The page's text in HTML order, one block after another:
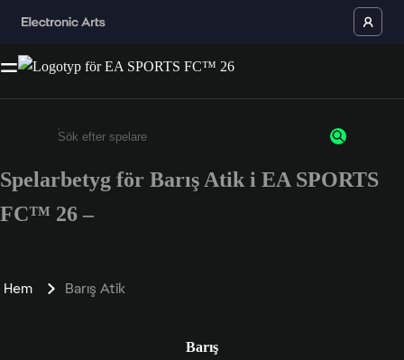
Ange minst 3 tecken eller siffror
Spelarbetyg för Barış Atik i EA SPORTS
FC™ 26 –
Hem Barış Atik
Barış